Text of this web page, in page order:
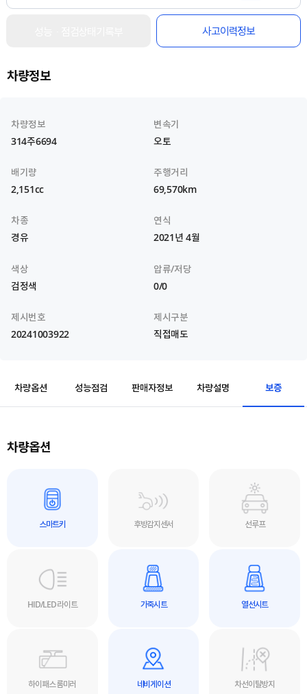
사고이력정보
차량정보
차량정보
314주6694
변속기
오토
배기량
2,151cc
주행거리
69,570km
차종
경유
연식
2021년 4월
색상
검정색
압류/저당
0/0
제시번호
20241003922
제시구분
직접매도
차량옵션 성능점검 판매자정보 차량설명 보증
차량옵션
스마트키 후방감지센서 선루프
HID/LED 라이트 가죽시트 열선시트
하이패스 룸미러 네비게이션 차선이탈방지